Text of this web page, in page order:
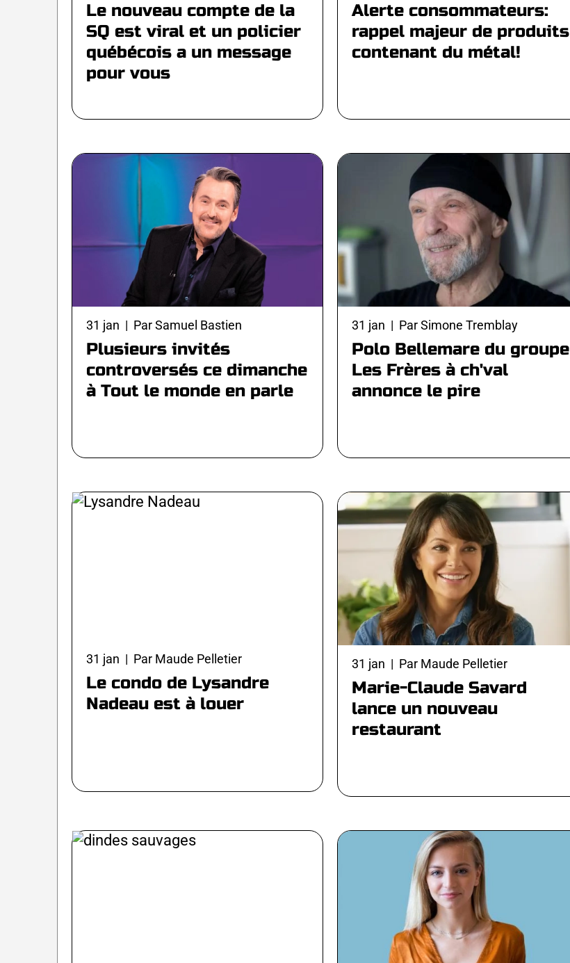
Le nouveau compte de la
SQ est viral et un policier
québécois a un message
pour vous
Alerte consommateurs:
rappel majeur de produits
contenant du métal!
31 jan | Par Samuel Bastien
Plusieurs invités
controversés ce dimanche
à Tout le monde en parle
31 jan | Par Simone Tremblay
Polo Bellemare du groupe
Les Frères à ch'val
annonce le pire
31 jan | Par Maude Pelletier
Le condo de Lysandre
Nadeau est à louer
31 jan | Par Maude Pelletier
Marie-Claude Savard
lance un nouveau
restaurant